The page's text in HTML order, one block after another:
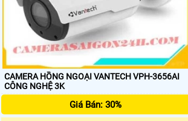
CAMERA HỒNG NGOẠI VANTECH VPH-3656AI
CÔNG NGHỆ 3K
Giá Bán: 30%